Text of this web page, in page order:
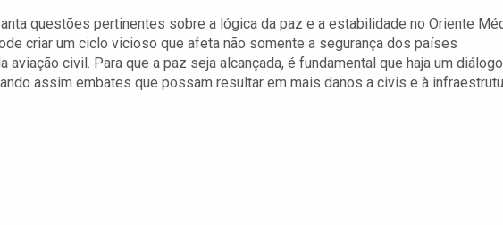
questões pertinentes sobre a lógica da paz e a estabilidade no Oriente
criar um ciclo vicioso que afeta não somente a segurança dos países
aviação civil. Para que a paz seja alcançada, é fundamental que haja um diálogo
assim embates que possam resultar em mais danos a civis e à